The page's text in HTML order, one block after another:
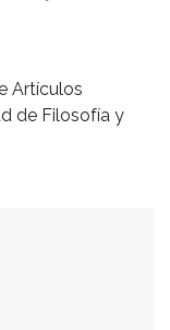
Artículos
de Filosofía y